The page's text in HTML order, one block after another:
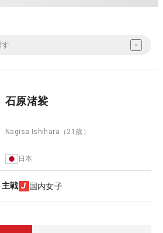
石原渚裟
Nagisa Ishihara （21歳）
日本
主戦 国内女子